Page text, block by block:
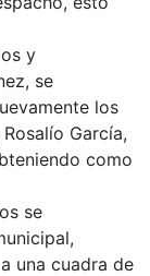
y
se
los
García,
como
se
una cuadra de